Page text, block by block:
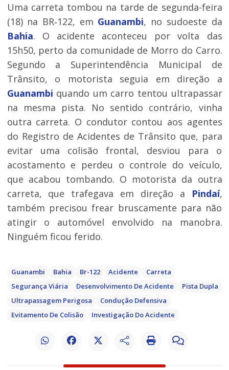
Uma carreta tombou na tarde de segunda-feira
(18) na BR‑122, em Guanambi, no sudoeste da
Bahia. O acidente aconteceu por volta das
15h50, perto da comunidade de Morro do Carro.
Segundo a Superintendência Municipal de
Trânsito, o motorista seguia em direção a
Guanambi quando um carro tentou ultrapassar
na mesma pista. No sentido contrário, vinha
outra carreta. O condutor contou aos agentes
do Registro de Acidentes de Trânsito que, para
evitar uma colisão frontal, desviou para o
acostamento e perdeu o controle do veículo,
que acabou tombando. O motorista da outra
carreta, que trafegava em direção a
Pindaí,
também precisou frear bruscamente para não
atingir o automóvel envolvido na manobra.
Ninguém ficou ferido.
Guanambi Bahia Br-122 Acidente
Carreta
Segurança Viária
Desenvolvimento De Acidente
Pista Dupla
Ultrapassagem Perigosa
Condução Defensiva
Evitamento De Colisão
Investigação Do Acidente